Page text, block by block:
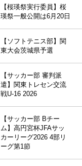
【桜瑛祭実行委員】桜
瑛祭一般公開は6月20日
【ソフトテニス部】関
東大会茨城県予選
【サッカー部 審判派
遣】関東トレセン交流
戦U-16 2026
【サッカー部 Bチー
ム】高円宮杯JFAサッ
カーリーグ2026 4部リ
ーグ第1節